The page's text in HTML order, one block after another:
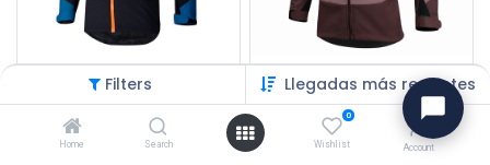
Filters Llegadas más recientes
Home Search
0
Wishlist Account
Ansilta Camp. Raptor Pro M
317.780,96
Ansilta Camp. Raptor Plus M
$ 373.859,94